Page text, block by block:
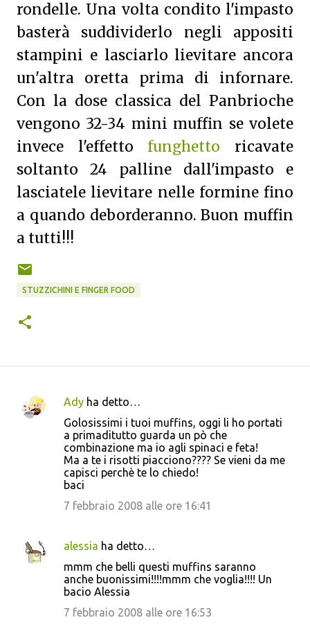
rondelle. Una volta condito l'impasto
basterà suddividerlo negli appositi
stampini e lasciarlo lievitare ancora
un'altra oretta prima di infornare.
Con la dose classica del Panbrioche
vengono 32-34 mini muffin se volete
invece l'effetto funghetto ricavate
soltanto 24 palline dall'impasto e
lasciatele lievitare nelle formine fino
a quando deborderanno. Buon muffin
a tutti!!!
STUZZICHINI E FINGER FOOD
C
i
Ady ha detto…
Golosissimi i tuoi muffins, oggi li ho portati
a primaditutto guarda un pò che
combinazione ma io agli spinaci e feta!
Ma a te i risotti piacciono???? Se vieni da me
capisci perchè te lo chiedo!
baci
7 febbraio 2008 alle ore 16:41
alessia ha detto…
mmm che belli questi muffins saranno
anche buonissimi!!!!mmm che voglia!!!! Un
bacio Alessia
7 febbraio 2008 alle ore 16:53